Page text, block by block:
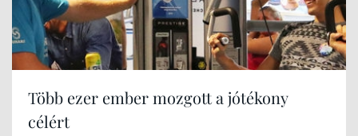
Több ezer ember mozgott a jótékony
célért